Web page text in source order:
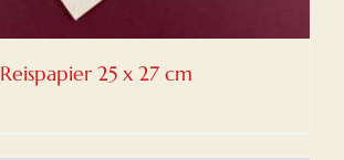
Reispapier 25 x 27 cm